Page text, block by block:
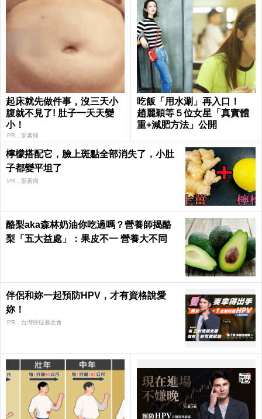
起床就先做件事，沒三天小
腹就不見了! 肚子一天天變
小！
PR．新素簡
吃飯「用水涮」再入口！
趙麗穎等５位女星「真實體
重+減肥方法」公開
檸檬搭配它，臉上斑點全部消失了，小肚
子都變平坦了
PR．新素簡
酪梨aka森林奶油你吃過嗎？營養師揭酪
梨「五大益處」：果皮不一 營養大不同
伴侶和妳一起預防HPV，才有資格說愛
妳！
PR．台灣癌症基金會